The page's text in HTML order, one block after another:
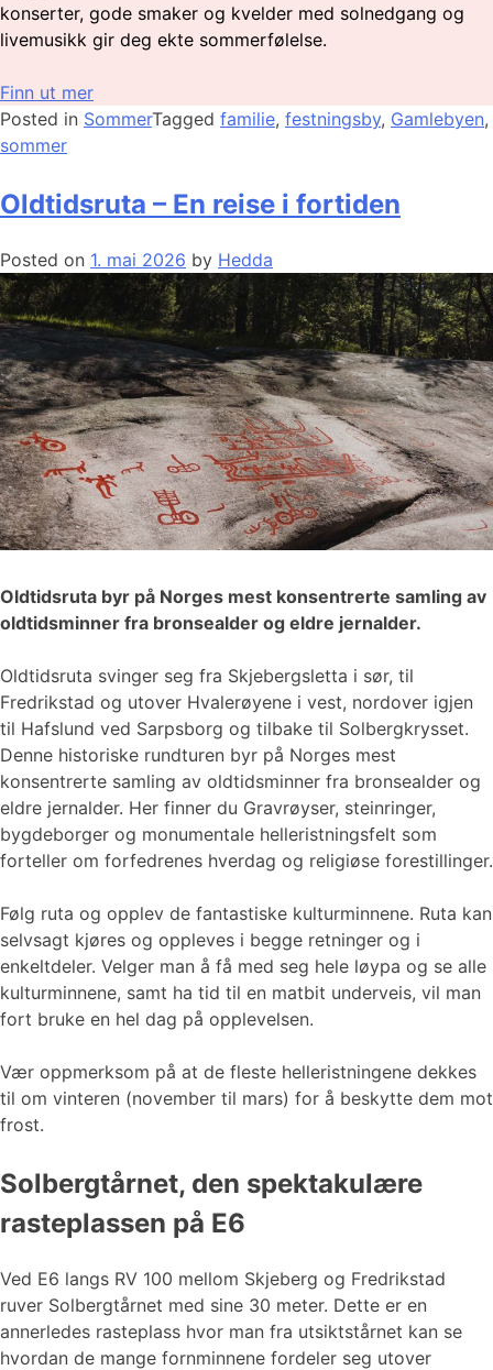
konserter, gode smaker og kvelder med solnedgang og
livemusikk gir deg ekte sommerfølelse.
Finn ut mer
Posted in SommerTagged familie, festningsby, Gamlebyen,
sommer
Oldtidsruta – En reise i fortiden
Posted on 1. mai 2026 by Hedda
Oldtidsruta byr på Norges mest konsentrerte samling av
oldtidsminner fra bronsealder og eldre jernalder.
Oldtidsruta svinger seg fra Skjebergsletta i sør, til
Fredrikstad og utover Hvalerøyene i vest, nordover igjen
til Hafslund ved Sarpsborg og tilbake til Solbergkrysset.
Denne historiske rundturen byr på Norges mest
konsentrerte samling av oldtidsminner fra bronsealder og
eldre jernalder. Her finner du Gravrøyser, steinringer,
bygdeborger og monumentale helleristningsfelt som
forteller om forfedrenes hverdag og religiøse forestillinger.
Følg ruta og opplev de fantastiske kulturminnene. Ruta kan
selvsagt kjøres og oppleves i begge retninger og i
enkeltdeler. Velger man å få med seg hele løypa og se alle
kulturminnene, samt ha tid til en matbit underveis, vil man
fort bruke en hel dag på opplevelsen.
Vær oppmerksom på at de fleste helleristningene dekkes
til om vinteren (november til mars) for å beskytte dem mot
frost.
Solbergtårnet, den spektakulære
rasteplassen på E6
Ved E6 langs RV 100 mellom Skjeberg og Fredrikstad
ruver Solbergtårnet med sine 30 meter. Dette er en
annerledes rasteplass hvor man fra utsiktstårnet kan se
hvordan de mange fornminnene fordeler seg utover